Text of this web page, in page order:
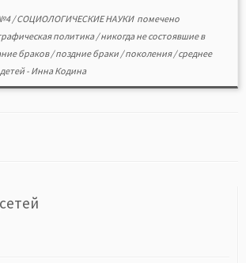
/СОЦИОЛОГИЧЕСКИЕ НАУКИ помечено
политика/никогда не состоявшие в
браков/поздние браки /поколения/среднее
- Инна Кодина